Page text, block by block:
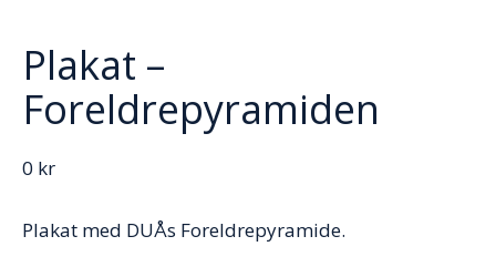
Plakat –
Foreldrepyramiden
0 kr
Plakat med DUÅs Foreldrepyramide.